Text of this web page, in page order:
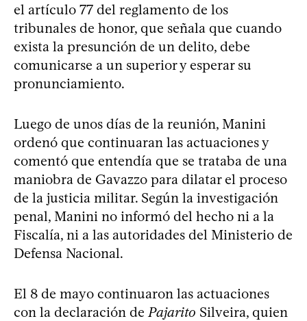
el artículo 77 del reglamento de los
tribunales de honor, que señala que cuando
exista la presunción de un delito, debe
comunicarse a un superior y esperar su
pronunciamiento.
Luego de unos días de la reunión, Manini
ordenó que continuaran las actuaciones y
comentó que entendía que se trataba de una
maniobra de Gavazzo para dilatar el proceso
de la justicia militar. Según la investigación
penal, Manini no informó del hecho ni a la
Fiscalía, ni a las autoridades del Ministerio de
Defensa Nacional.
El 8 de mayo continuaron las actuaciones
con la declaración de Pajarito Silveira, quien